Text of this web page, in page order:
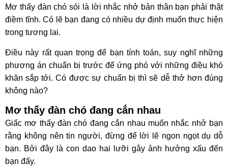
Mơ thấy đàn chó sói là lời nhắc nhở bản thân bạn phải thật
điềm tĩnh. Có lẽ bạn đang có nhiều dự định muốn thực hiện
trong tương lai.
Điều này rất quan trọng để bạn tính toán, suy nghĩ những
phương án chuẩn bị trước để ứng phó với những điều khó
khăn sắp tới. Có được sự chuẩn bị thì sẽ dễ thở hơn đúng
không nào?
Mơ thấy đàn chó đang cắn nhau
Giấc mơ thấy đàn chó đang cắn nhau muốn nhắc nhở bạn
rằng không nên tin người, đừng để lời lẽ ngon ngọt dụ dỗ
bạn. Bởi đây là con dao hai lưỡi gây ảnh hưởng xấu đến
bạn đấy.